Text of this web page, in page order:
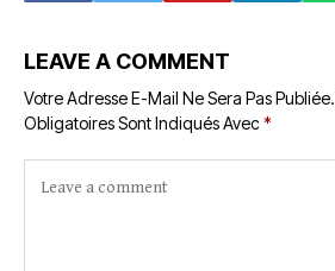
LEAVE A COMMENT
Votre Adresse E-Mail Ne Sera Pas Publiée.
Obligatoires Sont Indiqués Avec*